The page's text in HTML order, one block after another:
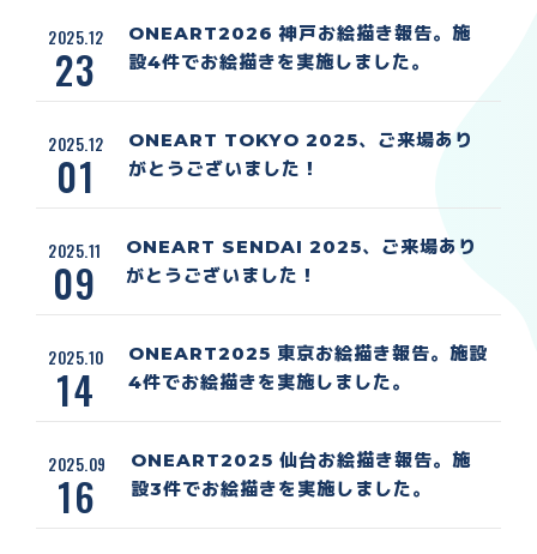
2025.12
23
ONEART2026 神戸お絵描き報告。施
設4件でお絵描きを実施しました。
2025.12
01
ONEART TOKYO 2025、ご来場あり
がとうございました！
2025.11
09
ONEART SENDAI 2025、ご来場あり
がとうございました！
2025.10
14
ONEART2025 東京お絵描き報告。施設
4件でお絵描きを実施しました。
2025.09
16
ONEART2025 仙台お絵描き報告。施
設3件でお絵描きを実施しました。